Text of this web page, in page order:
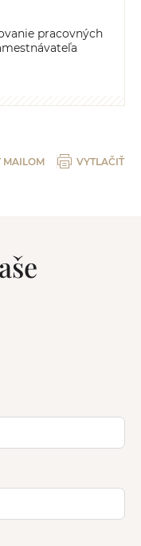
pracovných
MAILOM VYTLAČIŤ